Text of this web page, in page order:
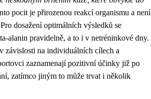
pocit je přirozenou reakcí organismu a není
dosažení optimálních výsledků se
alanin pravidelně, a to i v netréninkové dny.
závislosti na individuálních cílech a
zaznamenají pozitivní účinky již po
zatímco jiným to může trvat i několik